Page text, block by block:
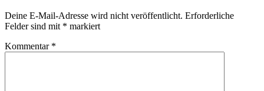
Deine E-Mail-Adresse wird nicht veröffentlicht. Erforderliche
Felder sind mit * markiert
Kommentar *